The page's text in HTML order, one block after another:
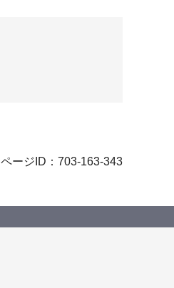
ページID：703-163-343